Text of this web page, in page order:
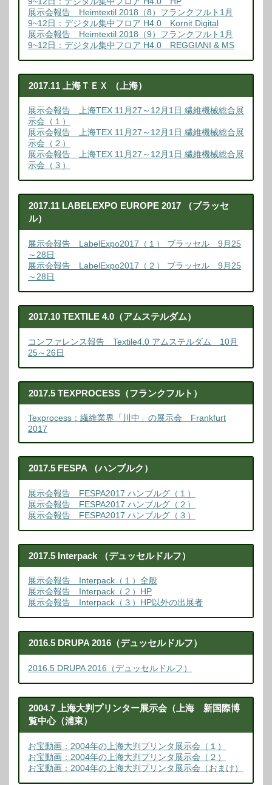
展示会報告 Heimtextil 2018（8）フランクフルト1月
9~12日：デジタル集中フロア H4.0 Kornit Digital
展示会報告 Heimtextil 2018（9）フランクフルト1月
9~12日：デジタル集中フロア H4.0 REGGIANI & MS
2017.11 上海ＴＥＸ （上海）
展示会報告 上海TEX 11月27～12月1日 繊維機械総合展
示会（１）
展示会報告 上海TEX 11月27～12月1日 繊維機械総合展
示会（２）
展示会報告 上海TEX 11月27～12月1日 繊維機械総合展
示会（３）
2017.11 LABELEXPO EUROPE 2017 （ブラッセ
ル）
展示会報告 LabelExpo2017（１） ブラッセル 9月25
～28日
展示会報告 LabelExpo2017（２） ブラッセル 9月25
～28日
2017.10 TEXTILE 4.0（アムステルダム）
コンファレンス報告 Textile4.0 アムステルダム 10月
25～26日
2017.5 TEXPROCESS（フランクフルト）
Texprocess：繊維業界「川中」の展示会 Frankfurt
2017
2017.5 FESPA （ハンブルク）
展示会報告 FESPA2017 ハンブルグ（１）
展示会報告 FESPA2017 ハンブルグ（２）
展示会報告 FESPA2017 ハンブルグ（３）
2017.5 Interpack （デュッセルドルフ）
展示会報告 Interpack（１）全般
展示会報告 Interpack（２）HP
展示会報告 Interpack（３）HP以外の出展者
2016.5 DRUPA 2016（デュッセルドルフ）
2016.5 DRUPA 2016（デュッセルドルフ）
2004.7 上海大判プリンター展示会（上海 新国際博
覧中心（浦東）
お宝動画：2004年の上海大判プリンタ展示会（１）
お宝動画：2004年の上海大判プリンタ展示会（２）
お宝動画：2004年の上海大判プリンタ展示会（おまけ）